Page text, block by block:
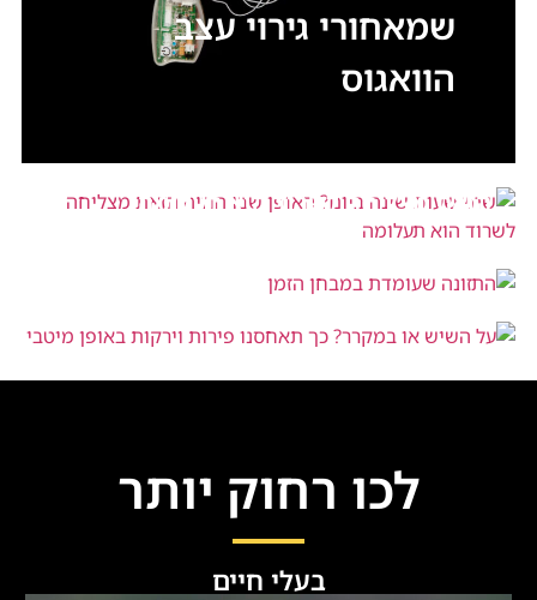
שמאחורי גירוי עצב
הוואגוס
שתי שעות שינה ביום? האופן שבו החיה
הזאת מצליחה לשרוד הוא תעלומה
על השיש או במקרר? כך תאחסנו פירות
לכו רחוק יותר
בעלי חיים